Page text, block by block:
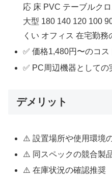
応 床 PVC テーブルク
大型 180 140 120 100
くい オフィス 在宅勤務
✅ 価格1,480円〜のコ
✅ PC周辺機器としての
デメリット
⚠️ 設置場所や使用環境
⚠️ 同スペックの競合製
⚠️ 在庫状況の確認推奨